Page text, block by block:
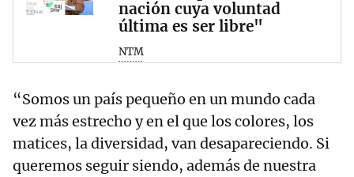
nación cuya voluntad
última es ser libre"
NTM
“Somos un país pequeño en un mundo cada
vez más estrecho y en el que los colores, los
matices, la diversidad, van desapareciendo. Si
queremos seguir siendo, además de nuestra